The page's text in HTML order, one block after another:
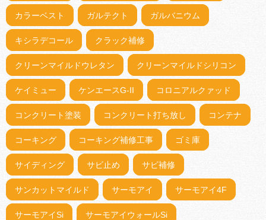
カラーベスト ガルテクト ガルバニウム
キシラデコール クラック補修
クリーンマイルドウレタン クリーンマイルドシリコン
ケイミュー ケンエースG-II コロニアルクァッド
コンクリート塗装 コンクリート打ち放し コンテナ
コーキング コーキング補修工事 ゴミ庫
サイディング サビ止め サビ補修
サンカットマイルド サーモアイ サーモアイ4F
サーモアイSi サーモアイウォールSi